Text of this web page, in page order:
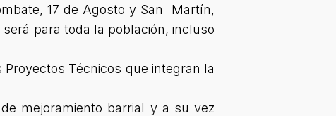
17 de Agosto y San Martín,
para toda la población, incluso
Técnicos que integran la
mejoramiento barrial y a su vez